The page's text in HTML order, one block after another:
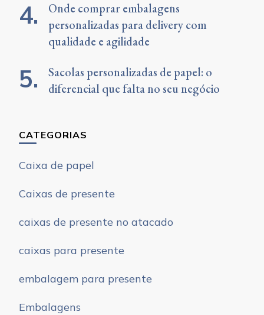
Onde comprar embalagens
personalizadas para delivery com
qualidade e agilidade
Sacolas personalizadas de papel: o
diferencial que falta no seu negócio
CATEGORIAS
Caixa de papel
Caixas de presente
caixas de presente no atacado
caixas para presente
embalagem para presente
Embalagens